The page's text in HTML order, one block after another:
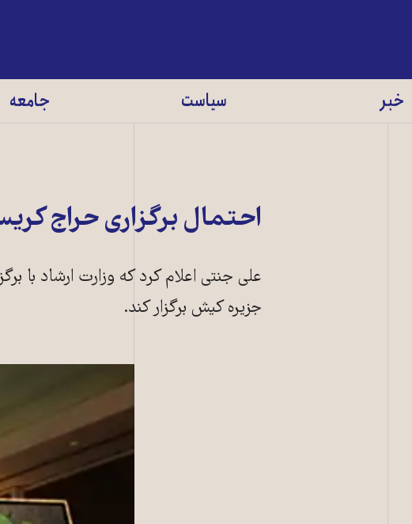
خبر سیاست جامعه
احتمال برگزاری حراج
علی جنتی اعلام کرد که وزارت ارشاد با
جزيره کيش برگزار کند.